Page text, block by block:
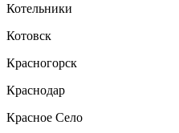
Котельники
Котовск
Красногорск
Краснодар
Красное Село